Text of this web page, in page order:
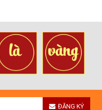
ĐĂNG KÝ